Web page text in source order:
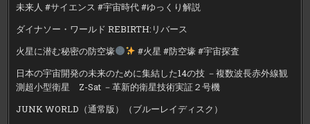
未来人 #サイエンス #宇宙時代 #ゆっくり解説
ダイナソー・ワールド REBIRTH:リバース
火星に潜む秘密の防空壕
#火星 #防空壕 #宇宙探査
日本の宇宙開発の未来のために集結した14の技 －複数波長赤外線観
測超小型衛星 Z-Sat －革新的衛星技術実証２号機
JUNK WORLD（通常版）（ブルーレイディスク）